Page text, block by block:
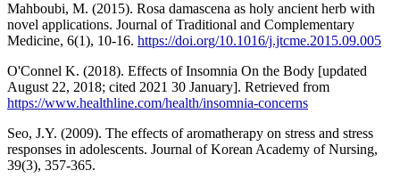
Mahboubi, M. (2015). Rosa damascena as holy ancient herb with
novel applications. Journal of Traditional and Complementary
Medicine, 6(1), 10-16. https://doi.org/10.1016/j.jtcme.2015.09.005
O'Connel K. (2018). Effects of Insomnia On the Body [updated
August 22, 2018; cited 2021 30 January]. Retrieved from
https://www.healthline.com/health/insomnia-concerns
Seo, J.Y. (2009). The effects of aromatherapy on stress and stress
responses in adolescents. Journal of Korean Academy of Nursing,
39(3), 357-365.